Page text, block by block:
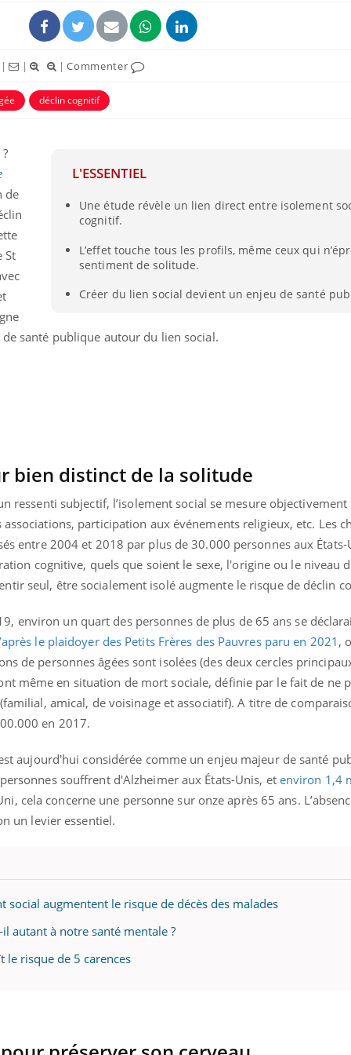
| |Commenter
déclin cognitif
L'ESSENTIEL
Une étude révèle un lien direct entre isolement
cognitif.
L’effet touche tous les profils, même ceux qui
sentiment de solitude.
Créer du lien social devient un enjeu de santé
de
St
santé publique autour du lien social.
bien distinct de la solitude
ressenti subjectif, l’isolement social se mesure objectivement
participation aux événements religieux, etc. Les
entre 2004 et 2018 par plus de 30.000 personnes aux États-
cognitive, quels que soient le sexe, l'origine ou le niveau
seul, être socialement isolé augmente le risque de déclin
environ un quart des personnes de plus de 65 ans se
le plaidoyer des Petits Frères des Pauvres paru en 2021 ,
de personnes âgées sont isolées (des deux cercles
même en situation de mort sociale, définie par le fait de ne
amical, de voisinage et associatif). A titre de
en 2017.
aujourd'hui considérée comme un enjeu majeur de santé
souffrent d'Alzheimer aux États-Unis, et environ 1,4
cela concerne une personne sur onze après 65 ans.
un levier essentiel.
social augmentent le risque de décès des malades
autant à notre santé mentale ?
le risque de 5 carences
Comment oublier les
Toujours connectés :
sur nos soirées
t-il
France ?
Les